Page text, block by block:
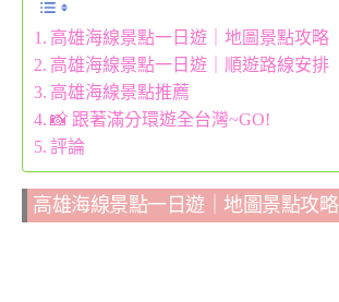
高雄海線景點一日遊｜地圖景點攻略
高雄海線景點一日遊｜順遊路線安排
高雄海線景點推薦
📸 跟著滿分環遊全台灣~GO!
評論
高雄海線景點一日遊｜地圖景點攻略